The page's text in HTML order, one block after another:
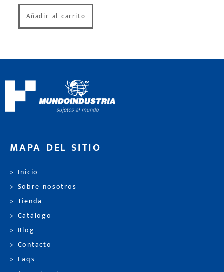
Añadir al carrito
MAPA DEL SITIO
> Inicio
> Sobre nosotros
> Tienda
> Catálogo
> Blog
> Contacto
> Faqs